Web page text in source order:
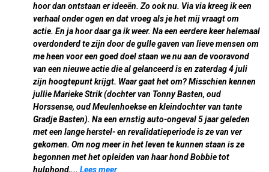
hoor dan ontstaan er ideeën. Zo ook nu. Via via kreeg ik een
verhaal onder ogen en dat vroeg als je het mij vraagt om
actie. En ja hoor daar ga ik weer. Na een eerdere keer helemaal
overdonderd te zijn door de gulle gaven van lieve mensen om
me heen voor een goed doel staan we nu aan de vooravond
van een nieuwe actie die al gelanceerd is en zaterdag 4 juli
zijn hoogtepunt krijgt. Waar gaat het om? Misschien kennen
jullie Marieke Strik (dochter van Tonny Basten, oud
Horssense, oud Meulenhoekse en kleindochter van tante
Gradje Basten). Na een ernstig auto-ongeval 5 jaar geleden
met een lange herstel- en revalidatieperiode is ze van ver
gekomen. Om nog meer in het leven te kunnen staan is ze
begonnen met het opleiden van haar hond Bobbie tot
hulphond,... Lees meer